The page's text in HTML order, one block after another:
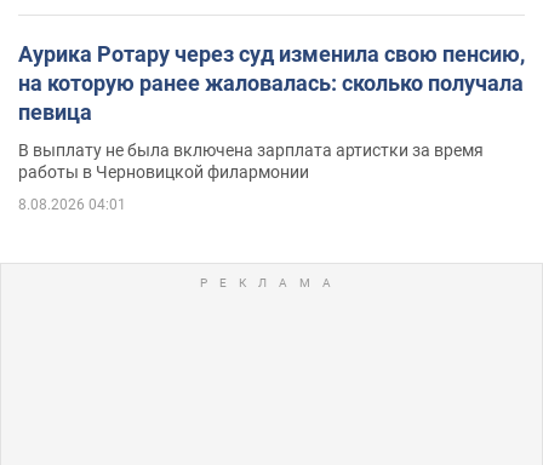
Аурика Ротару через суд изменила свою пенсию,
на которую ранее жаловалась: сколько получала
певица
В выплату не была включена зарплата артистки за время
работы в Черновицкой филармонии
8.08.2026 04:01